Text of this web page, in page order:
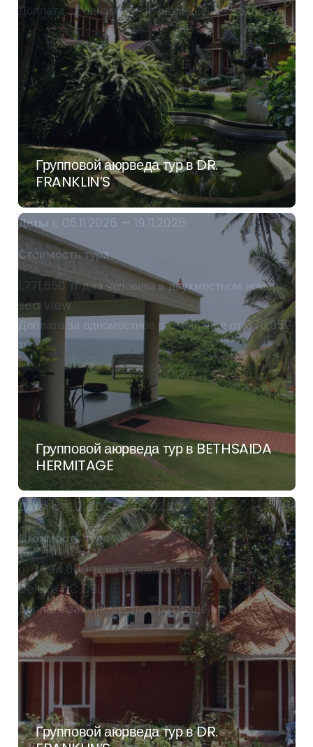
Групповой аюрведа тур в DR.
FRANKLIN’S
Доплата за одноместное размещение 95,000 тг
Групповой аюрведа тур в BETHSAIDA
HERMITAGE
Даты с 05.11.2026 — 19.11.2026
Стоимость тура
1,771,850 тг для человека в двухместном номере
sea view
Доплата за одноместное размещение от 378,950
тг
Групповой аюрведа тур в DR.
Датыс 21.01.2027 — 05.02.2027
Стоимость тура
от 1,494,000 тг на человека в двухместном
Deluxe AC DBL
Доплата за одноместное размещение 119,000 тг